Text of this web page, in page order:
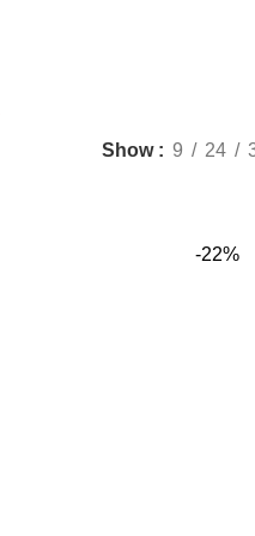
Show 9 24
-22%